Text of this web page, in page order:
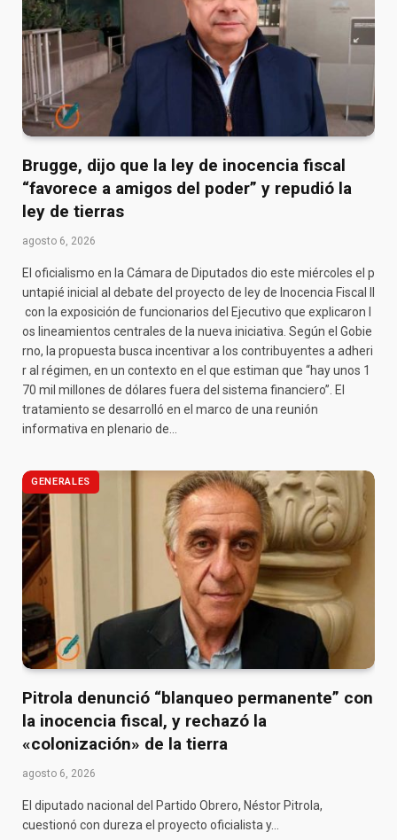
Brugge, dijo que la ley de inocencia fiscal
“favorece a amigos del poder” y repudió la
ley de tierras
agosto 6, 2026
El oficialismo en la Cámara de Diputados dio este miércoles el p
untapié inicial al debate del proyecto de ley de Inocencia Fiscal II
con la exposición de funcionarios del Ejecutivo que explicaron l
os lineamientos centrales de la nueva iniciativa. Según el Gobie
rno, la propuesta busca incentivar a los contribuyentes a adheri
r al régimen, en un contexto en el que estiman que “hay unos 1
70 mil millones de dólares fuera del sistema financiero”. El
tratamiento se desarrolló en el marco de una reunión
informativa en plenario de…
GENERALES
Pitrola denunció “blanqueo permanente” con
la inocencia fiscal, y rechazó la
«colonización» de la tierra
agosto 6, 2026
El diputado nacional del Partido Obrero, Néstor Pitrola,
cuestionó con dureza el proyecto oficialista y…